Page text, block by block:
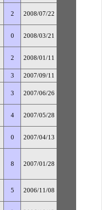
2 2008/07/22
0 2008/03/21
2 2008/01/11
3
2007/09/11
3 2007/06/26
4 2007/05/28
0 2007/04/13
8 2007/01/28
5 2006/11/08